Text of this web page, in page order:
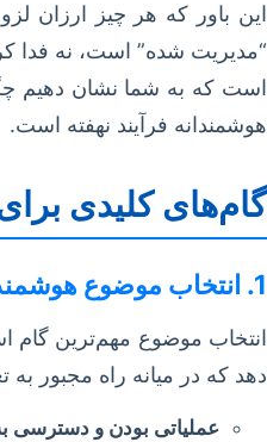
این باور که هر چیز ارزان
“مدیریت شده” است، نه فدا
است که به شما نشان دهیم
هوشمندانه فرآیند نهفته است.
گام‌های کلیدی
1. انتخاب موضوع هوشمندانه: پایه و اساس موفقیت
انتخاب موضوع مهم‌ترین گام
دهد که در میانه راه مجبور
عملیاتی بودن و دسترسی